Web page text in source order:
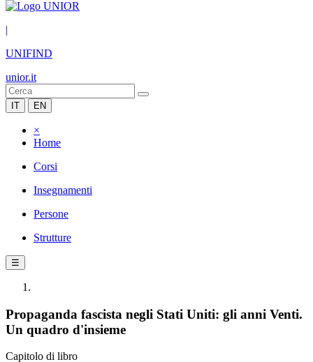
|
UNIFIND
unior.it
IT EN
×
Home
Corsi
Insegnamenti
Persone
Strutture
☰
Propaganda fascista negli Stati Uniti: gli anni Venti.
Un quadro d'insieme
Capitolo di libro